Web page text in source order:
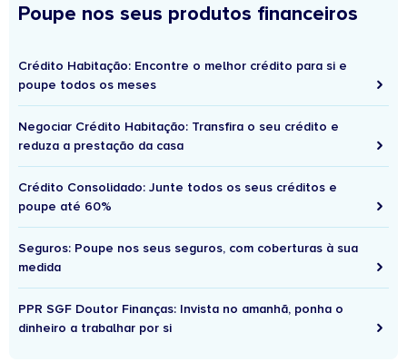
Poupe nos seus produtos financeiros
Crédito Habitação: Encontre o melhor crédito para si e
poupe todos os meses
Negociar Crédito Habitação: Transfira o seu crédito e
reduza a prestação da casa
Crédito Consolidado: Junte todos os seus créditos e
poupe até 60%
Seguros: Poupe nos seus seguros, com coberturas à sua
medida
PPR SGF Doutor Finanças: Invista no amanhã, ponha o
dinheiro a trabalhar por si